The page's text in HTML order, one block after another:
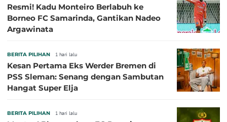
Resmi! Kadu Monteiro Berlabuh ke
Borneo FC Samarinda, Gantikan Nadeo
Argawinata
BERITA PILIHAN 1 hari lalu
Kesan Pertama Eks Werder Bremen di
PSS Sleman: Senang dengan Sambutan
Hangat Super Elja
BERITA PILIHAN 1 hari lalu